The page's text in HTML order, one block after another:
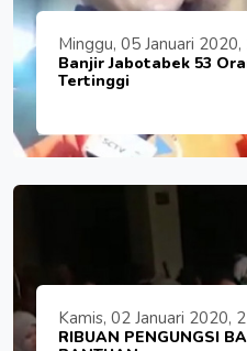
Minggu, 05 Januari
Banjir Jabotabek 53
Tertinggi
Kamis, 02 Januari 2020,
RIBUAN PENGUNGSI